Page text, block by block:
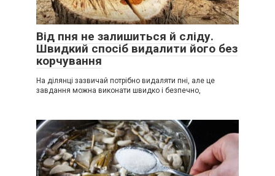
Від пня не залишиться й сліду.
Швидкий спосіб видалити його без
корчування
На ділянці зазвичай потрібно видаляти пні, але це
завдання можна виконати швидко і безпечно,